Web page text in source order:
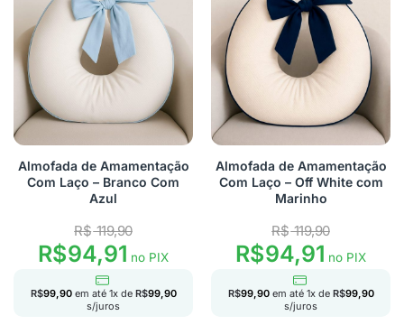
Almofada de Amamentação
Com Laço – Branco Com
Azul
R$119,90
R$94,91 no PIX
R$99,90 em até 1x de R$99,90
s/juros
Almofada de Amamentação
Com Laço – Off White com
Marinho
R$119,90
R$94,91 no PIX
R$99,90 em até 1x de R$99,90
s/juros